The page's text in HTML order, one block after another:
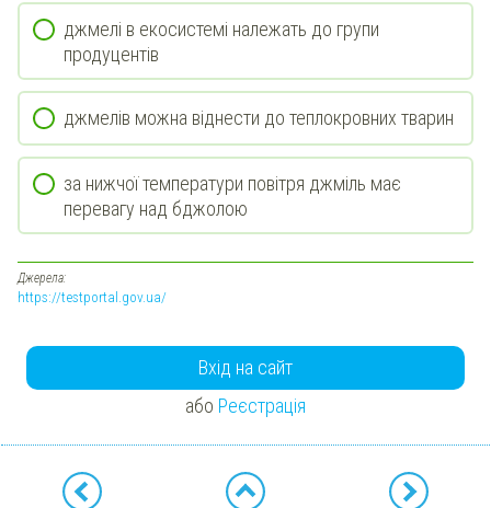
джмелі в екосистемі належать до групи
продуцентів
джмелів можна віднести до теплокровних тварин
за нижчої температури повітря джміль має
перевагу над бджолою
Джерела:
https://testportal.gov.ua/
Вхід на сайт
або Реєстрація